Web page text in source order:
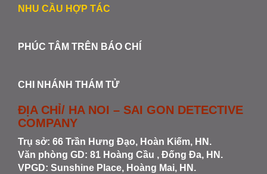
NHU CẦU HỢP TÁC
PHÚC TÂM TRÊN BÁO CHÍ
CHI NHÁNH THÁM TỬ
ĐỊA CHỈ/ HA NOI – SAI GON DETECTIVE
COMPANY
Trụ sở: 66 Trần Hưng Đạo, Hoàn Kiếm, HN.
Văn phòng GD: 81 Hoàng Cầu , Đống Đa, HN.
VPGD: Sunshine Place, Hoàng Mai, HN.